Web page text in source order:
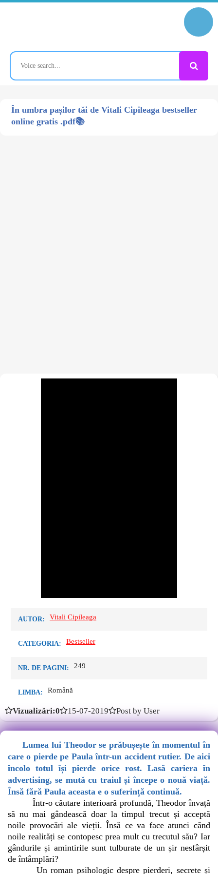
În umbra pașilor tăi de Vitali Cipileaga bestseller
online gratis .pdf📚
AUTOR: Vitali Cipileaga
CATEGORIA: Bestseller
NR. DE PAGINI: 249
LIMBA: Română
Vizualizări:0 15-07-2019 Post by User
Lumea lui Theodor se prăbușește în momentul în
care o pierde pe Paula într-un accident rutier. De aici
încolo totul își pierde orice rost. Lasă cariera în
advertising, se mută cu traiul și începe o nouă viață.
Însă fără Paula aceasta e o suferință continuă.
Într-o căutare interioară profundă, Theodor învață
să nu mai gândească doar la timpul trecut și acceptă
noile provocări ale vieții. Însă ce va face atunci când
noile realități se contopesc prea mult cu trecutul său? Iar
gândurile și amintirile sunt tulburate de un șir nesfârșit
de întâmplări?
Un roman psihologic despre pierderi, secrete și